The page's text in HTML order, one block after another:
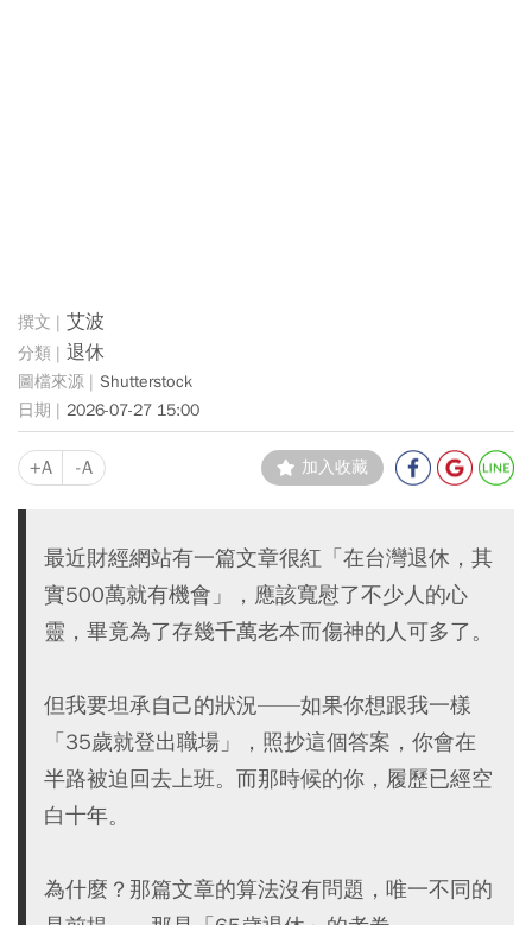
艾波
退休
Shutterstock
2026-07-27 15:00
+A -A 加入收藏
最近財經網站有一篇文章很紅「在台灣退休，其
實500萬就有機會」，應該寬慰了不少人的心
靈，畢竟為了存幾千萬老本而傷神的人可多了。
但我要坦承自己的狀況——如果你想跟我一樣
「35歲就登出職場」，照抄這個答案，你會在
半路被迫回去上班。而那時候的你，履歷已經空
白十年。
為什麼？那篇文章的算法沒有問題，唯一不同的